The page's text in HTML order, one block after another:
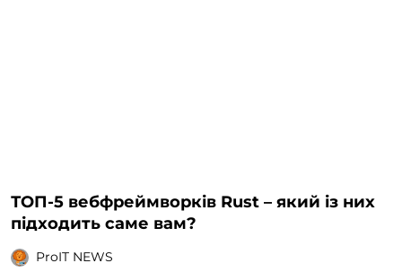
ТОП-5 вебфреймворків Rust – який із них
підходить саме вам?
ProIT NEWS